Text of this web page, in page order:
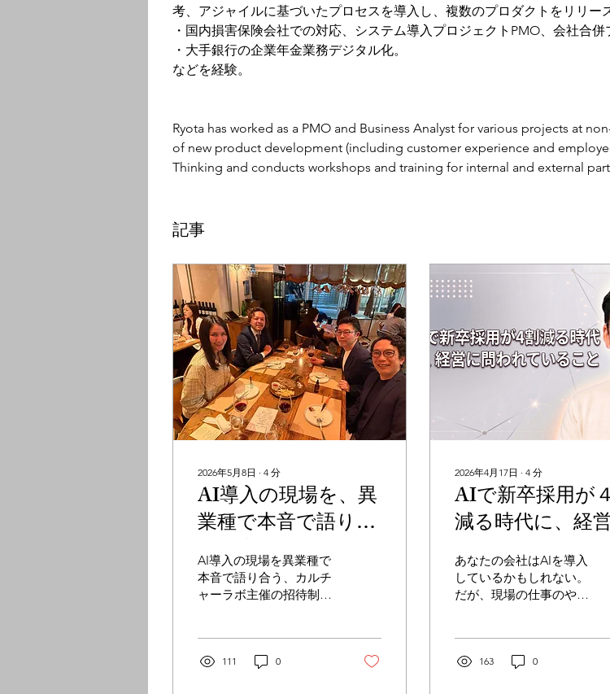
考、アジャイルに基づいたプロセスを導入し、複数のプロダクトをリリース
・国内損害保険会社での対応、システム導入プロジェクトPMO、会社合併
・大手銀行の企業年金業務デジタル化。
などを経験。
Ryota has worked as a PMO and Business Analyst for various projects at
of new product development (including customer experience and
Thinking and conducts workshops and training for internal and external
記事
2026年5月8日 ∙ 4 分
AI導入の現場を、異
業種で本音で語り合
った夜 招待制ディ
ナー「PRISM」開催
レポート
AI導入の現場を異業種で
本音で語り合う、カルチ
ャーラボ主催の招待制デ
ャタムハウスルールのも
111 0
2026年4月17日 ∙ 4 分
AIで新卒採用が
減る時代に、経
問われていること
あなたの会社はAIを導入
しているかもしれない。
だが、現場の仕事のやり
るAI活用ではなく、業務
163 0